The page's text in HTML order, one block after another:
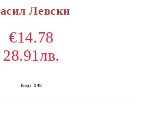
Левски
€14.78
28.91лв.
Код: 046